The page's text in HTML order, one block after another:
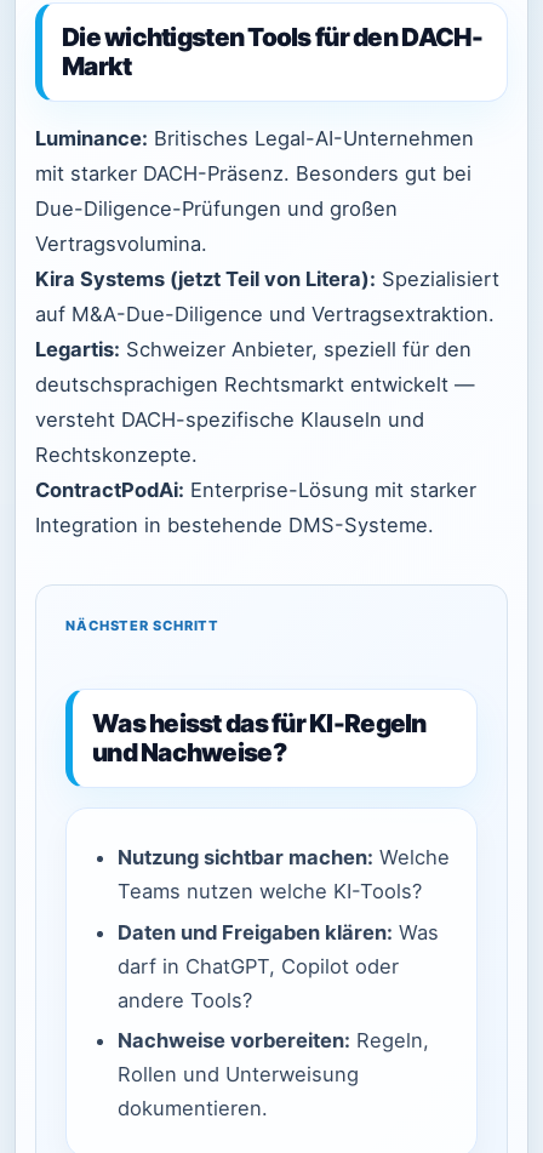
Die wichtigsten Tools für den DACH-
Markt
Luminance: Britisches Legal-AI-Unternehmen
mit starker DACH-Präsenz. Besonders gut bei
Due-Diligence-Prüfungen und großen
Vertragsvolumina.
Kira Systems (jetzt Teil von Litera): Spezialisiert
auf M&A-Due-Diligence und Vertragsextraktion.
Legartis: Schweizer Anbieter, speziell für den
deutschsprachigen Rechtsmarkt entwickelt —
versteht DACH-spezifische Klauseln und
Rechtskonzepte.
ContractPodAi: Enterprise-Lösung mit starker
Integration in bestehende DMS-Systeme.
NÄCHSTER SCHRITT
Was heisst das für KI-Regeln
und Nachweise?
Nutzung sichtbar machen: Welche
Teams nutzen welche KI-Tools?
Daten und Freigaben klären: Was
darf in ChatGPT, Copilot oder
andere Tools?
Nachweise vorbereiten: Regeln,
Rollen und Unterweisung
dokumentieren.